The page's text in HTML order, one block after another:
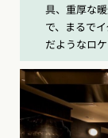
具、重厚な
で、まるで
だようなロ